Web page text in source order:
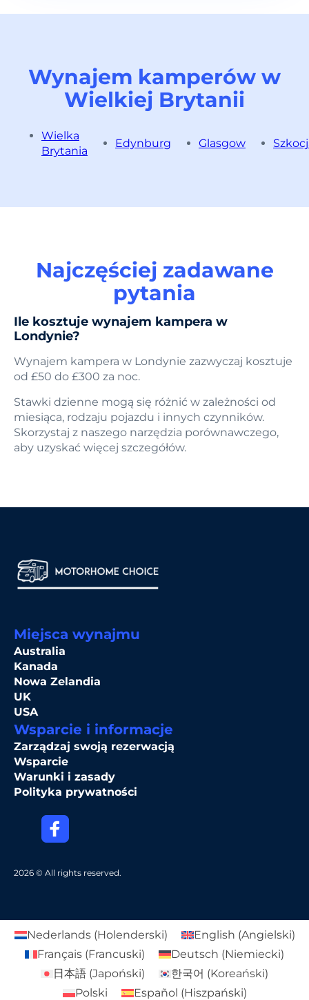
Wynajem kamperów w
Wielkiej Brytanii
Wielka
Brytania
Edynburg Glasgow
Najczęściej zadawane
pytania
Ile kosztuje wynajem kampera w
Londynie?
Wynajem kampera w Londynie zazwyczaj kosztuje
od £50 do £300 za noc.
Stawki dzienne mogą się różnić w zależności od
miesiąca, rodzaju pojazdu i innych czynników.
Skorzystaj z naszego narzędzia porównawczego,
aby uzyskać więcej szczegółów.
2026 © All rights reserved.
Miejsca wynajmu
Australia
Kanada
Nowa Zelandia
UK
USA
Wsparcie i informacje
Zarządzaj swoją rezerwacją
Wsparcie
Warunki i zasady
Polityka prywatności
Nederlands(Holenderski) English (Angielski)
Français (Francuski) Deutsch (Niemiecki)
日本語 (Japoński) 한국어 (Koreański)
Polski
Español (Hiszpański)